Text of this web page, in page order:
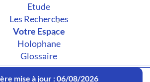
Etude
Les Recherches
Votre Espace
Holophane
Glossaire
mise à jour : 06/08/2026